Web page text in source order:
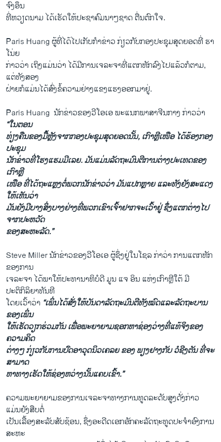
ຈົງ​ອຶນ
ທີ່​ຫວຽດ​ນາມ ໄດ້ເຮັດ​ໃຫ້​ປະ​ຊາ​ຄົ​ມ​ນາໆ​ຊາດ ​ຕື່ນ​ຕົກ​ໃຈ.
Paris Huang ​ຜູ້ທີ່ໄດ້ໄປເກັບ​ກຳ​ຂ່າວ​ ກ່ຽວກັບ​ກອງ​ປະ​ຊຸມ​ສຸດຍອດ​ທີ່ ຮາ​
ໂນ່ຍ
ກ່າວ​ວ່າ ເຖິງ​ແມ່ນ​ວ່າ ໄດ້​ມີ​ການເຈ​ລະ​ຈາ​ທີ່​ແຕກ​ຫັກລົງໄປ​ແລ້ວກໍ​ຕາມ,
ແຕ່ທັງ​ສອງ
ຝ່າຍ​ກໍແມ່ນ​ໄດ້​ສົ່ງ​ຂໍ້​ຄວາມ​ຢ່າງ​ແຂງ​ແຮງອອກມາຢູ່.
Paris Huang ​ ​ນັກ​ຂ່າວຂອງວີ​ໂອ​ເອ​ ພະ​ແນກ​ພາ​ສາ​ຈີນ​ກາງ ກ່າວ​ວ່າ
“ໃນຕອນ
​ທ່ຽງ​ຄືນ​ຂອງມື້​ຫຼັງ​ຈາກກອງ​ປະ​ຊຸ​ມ​ສຸດຍອດນັ້ນ, ເກົາ​ຫຼີ​ເໜືອ ໄດ້​ຮ້ອງກອງ
ປະຊຸມ
ນັກຂ່າວ​ທີ່​ໂຮງ​ແຮມ​ມີ​ເລຍ. ມັນ​ແມ່ນ​ລັດ​ຖະ​ມົນ​ຕີ​ການ​ຕ່າງ​ປະ​ເທດ​ຂອງ​
ເກົາ​ຫຼີ
ເໜືອ ທີ່ໄດ້ຖະ​ແຫຼງຕໍ່​ພວກ​ນັກຂ່າວວ່າ ​ມັນແປກຫຼາຍ ແລະ​ທັງຍັງ​ສະ​ແດງ​
ໃຫ້​ເຫັນ​ວ່າ
ມັນ​ຍັງ​ມີ​ບາງ​ສິ່ງ​ບາງ​ຢ່າງທີ່​ພວກ​ເຂົາ​ເຈົ້າ​ຢາກ​ຈະ​ເວົ້າຢູ່ ຊຶ່ງ​ແຕກ​ຕ່າງ​ໄປ​
ຈາກ​ປະຫວັດ​
ຂອງ​ສະ​ຫະ​ລັດ.”
Steve Miller ​ນັກ​ຂ່າວຂອງວີ​ໂອ​ເອ ຜູ້ຊຶ່ງຢູ່​ໃນ​ໂຊ​ລ ກ່າ​ວ່າ ການແຕກ​ຫັກ​
ຂອງ​ການ
​ເຈ​ລະ​ຈາ ໄດ້​ພາ​ໃຫ້ປະ​ທາ​ນາ​ທິ​ບໍ​ດີ ມູນ ແຈ ອິນ ແຫ່ງ​ເກົາ​ຫຼີ​ໃຕ້ ມີ
ປະຕິກິລິຍາທັນທີ
ໂດຍເວົ້າວ່າ “ເພິ່ນ​ໄດ້​ສັ່ງ​ໃຫ້​ບັນ​ດາ​ລັດ​ຖະ​ມົນ​ຕີທັງ​ໝົດແລະລັດ​ຖະ​ບານ​
ຂອງ​ເພິ່ນ​
ໃຫ້​ເຮັດ​ວຽກ​ຮ່ວມ​ກັນ ເພື່ອພະ​ຍາ​ຍາມຊອກຫາຊ່ອງວ່າງ​ທີ່​ແທ້​ຈິງຂອງ​
ຄວາມ​ຄິດ
​ຕ່າງໆ ກ່ຽວ​ກັບ​ການ​ປົດ​ອາ​ວຸດນິວ​ເຄ​ລຍ ຂອງ ພຽງ​ຢາງ​ກັບ ວໍ​ຊີງ​ຕັນ ທີ່ຈະ​
ສາ​ມາດ
ຫາ​ທາງເຮັດ​ໃຫ້​ຊ່ອງ​ຫວ່າງ​ນັ້ນ​ແຄບ​ເຂົ້າ.”
​ຄວາມພະຍາຍາມຂອງການ​ເຈ​ລະ​ຈາ​ທາງ​ການ​ທູດ​ລະ​ດັບ​ສູງດັ່ງກ່າວ​
ແມ່ນ​ຍັງ​ສືບ​ຕໍ່
ເປັນເລື້ອງ​ສະ​ລັບ​ສັບ​ຊ້ອນ, ຊຶ່ງອະ​ດີດເອກ​ອັກ​ຄະ​ລັດ​ຖະ​ທູດ​ປະ​ຈຳ​ອົງ​ການ​
ສະ​ຫະ​